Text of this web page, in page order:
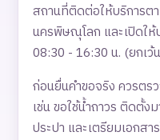
สถานที่ติดต่อให้บริการต
นครพิษณุโลก และเปิดให้
08:30 - 16:30 น. (ยกเว้
ก่อนยื่นคำขอจริง ควรตร
เช่น ขอใช้น้ำถาวร ติดตั้ง
ประปา และเตรียมเอกส